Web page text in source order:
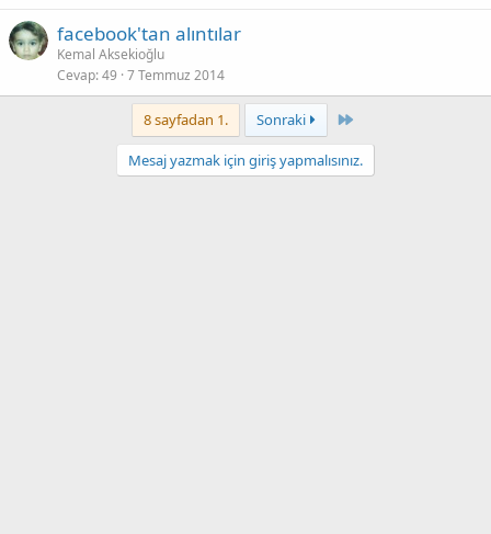
facebook'tan alıntılar
Kemal Aksekioğlu
Cevap 49 7 Temmuz 2014
8 sayfadan 1. Sonraki Last
Mesaj yazmak için giriş yapmalısınız.